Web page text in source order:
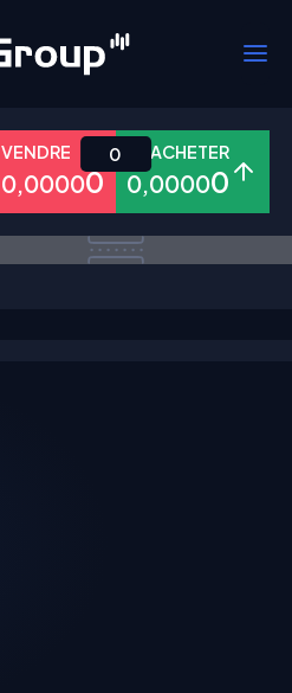
Forex Métaux Actions
VENDRE
0,00000
ACHETER
0,00000
0